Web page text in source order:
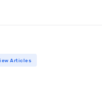
Articles